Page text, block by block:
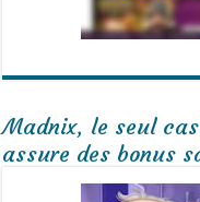
Madnix, le seul
assure des bonus